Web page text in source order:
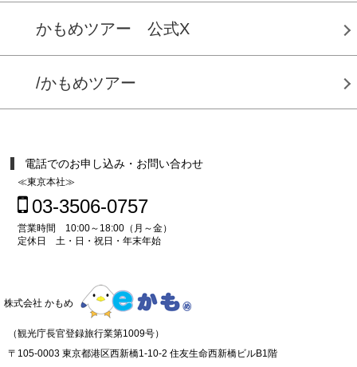
かもめツアー 公式X
/かもめツアー
電話でのお申し込み・お問い合わせ
≪東京本社≫
03-3506-0757
営業時間 10:00～18:00（月～金）
定休日 土・日・祝日・年末年始
株式会社 かもめ
（観光庁長官登録旅行業第1009号）
〒105-0003 東京都港区西新橋1-10-2 住友生命西新橋ビルB1階